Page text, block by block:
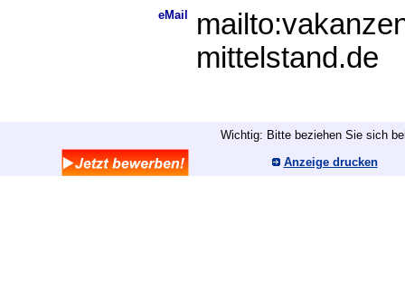
eMail
mittelstand.de
Wichtig: Bitte beziehen Sie sich
Anzeige drucken